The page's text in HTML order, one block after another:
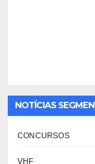
NOTÍCIAS
CONCURSOS
VHF